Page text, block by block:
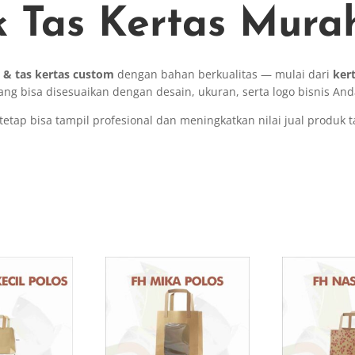
Tas Kertas
& tas kertas custom dengan bahan berkualitas — mulai dari
bisa disesuaikan dengan desain, ukuran, serta logo bisnis
bisa tampil profesional dan meningkatkan nilai jual produk